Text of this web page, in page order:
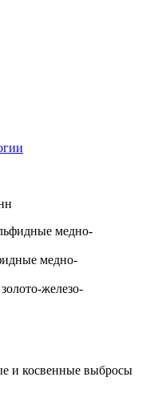
медно-
медно-
золото-железо-
и косвенные выбросы